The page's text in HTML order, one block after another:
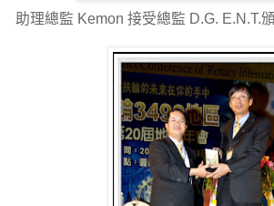
助理總監 Kemon 接受總監 D.G. E.N.T.